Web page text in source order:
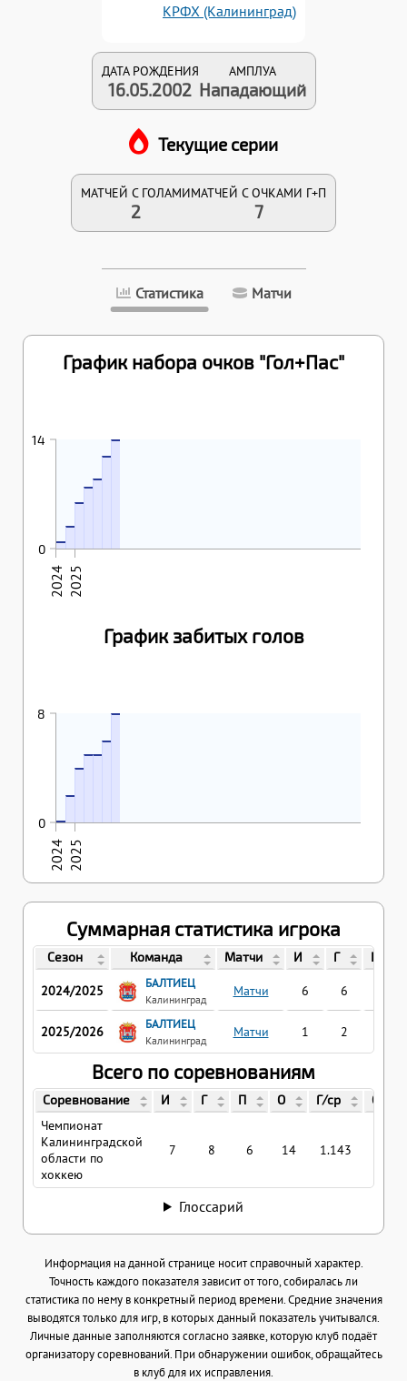
КРФХ (Калининград)
ДАТА РОЖДЕНИЯ
16.05.2002
АМПЛУА
Нападающий
Текущие серии
МАТЧЕЙ С ГОЛАМИ
2
МАТЧЕЙ С ОЧКАМИ Г+П
7
Статистика Матчи
График набора очков "Гол+Пас"
0
14
2024
30.11.2024
04.12.2024
2025
18.02.2025
12
График забитых голов
0
8
2024
04.12.2024
2025
07.02.2025
18.02.2025
Суммарная статистика игрока
Сезон Команда Матчи И Г П
2024/2025 БАЛТИЕЦ
Калининград
Матчи 6 6
2025/2026 БАЛТИЕЦ
Калининград
Матчи 1 2
Всего по соревнованиям
Соревнование И Г П О Г/ср О/ср
Чемпионат
Калининградской
области по
хоккею
7 8 6 14 1.143
Глоссарий
Информация на данной странице носит справочный характер.
Точность каждого показателя зависит от того, собиралась ли
статистика по нему в конкретный период времени. Средние значения
выводятся только для игр, в которых данный показатель учитывался.
Личные данные заполняются согласно заявке, которую клуб подаёт
организатору соревнований. При обнаружении ошибок, обращайтесь
в клуб для их исправления.